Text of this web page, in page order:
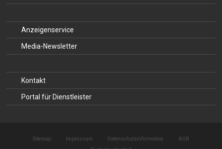
Anzeigenservice
Media-Newsletter
Kontakt
Portal für Dienstleister
Sitemap Impressum Datenschutzinformation
AGB